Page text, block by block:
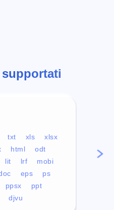
txt xls
xlsx
html
odt
lit lrf
mobi
eps
ps
ppsx
ppt
djvu
mp4